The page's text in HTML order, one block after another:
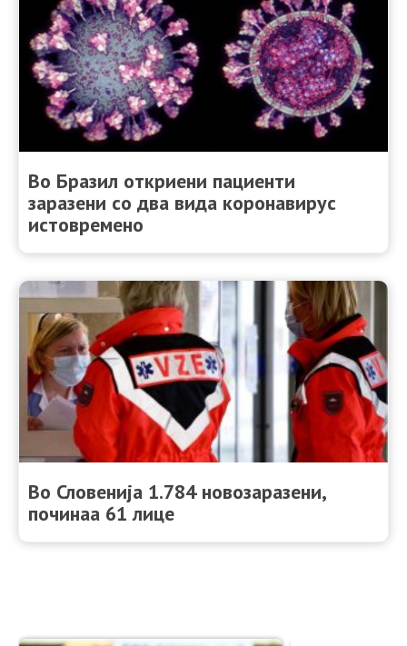
Во Бразил откриени пациенти
заразени со два вида коронавирус
истовремено
Во Словенија 1.784 новозаразени,
починаа 61 лице